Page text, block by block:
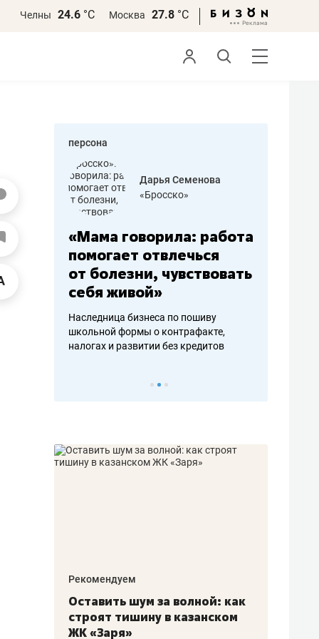
Челны 24.6 °С Москва 27.8 °С
персона
мастеров
Дарья Семенова
«Бросско»
«Мама говорила: работа
помогает отвлечься
от болезни, чувствовать
себя живой»
Наследница бизнеса по пошиву
школьной формы о контрафакте,
налогах и развитии без кредитов
Рекомендуем
Оставить шум за волной: как
строят тишину в казанском
ЖК «Заря»